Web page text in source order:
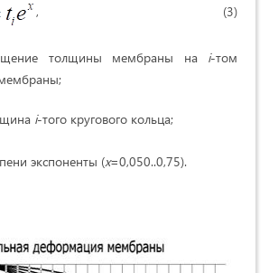
, (3)
толщины мембраны на i-том
i-того кругового кольца;
экспоненты (x=0,050..0,75).